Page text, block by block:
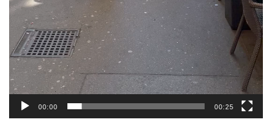
00:00 00:25